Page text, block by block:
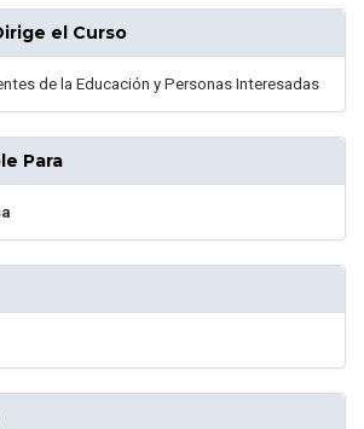
el Curso
de la Educación y Personas Interesadas
Para